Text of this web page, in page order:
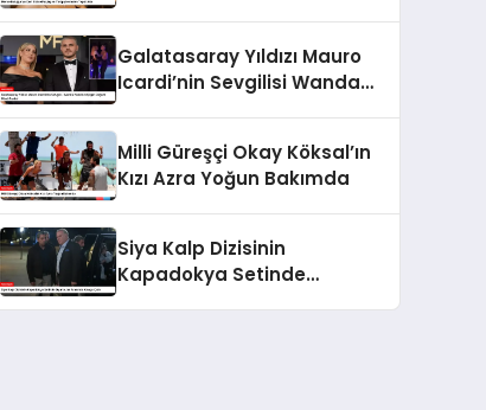
Galatasaray Yıldızı Mauro
Icardi’nin Sevgilisi Wanda
Milli Güreşçi Okay Köksal’ın
Kızı Azra Yoğun Bakımda
Siya Kalp Dizisinin
Kapadokya Setinde